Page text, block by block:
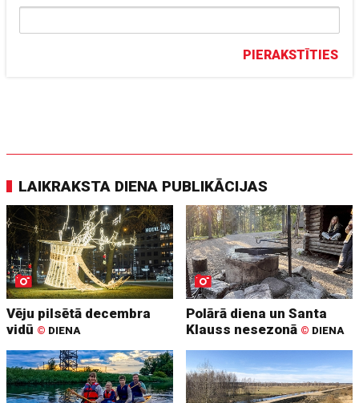
PIERAKSTĪTIES
LAIKRAKSTA DIENA PUBLIKĀCIJAS
Vēju pilsētā decembra
vidū © DIENA
Polārā diena un Santa
Klauss nesezonā © DIENA